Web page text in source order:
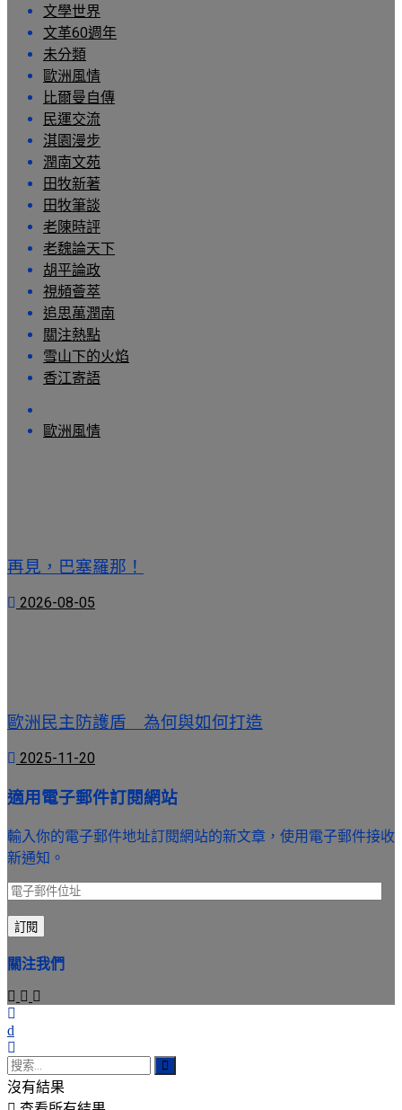
文學世界
文革60週年
未分類
歐洲風情
比爾曼自傳
民運交流
淇園漫步
潤南文苑
田牧新著
田牧筆談
老陳時評
老魏論天下
胡平論政
視頻薈萃
追思萬潤南
關注熱點
雪山下的火焰
香江寄語
歐洲風情
再見，巴塞羅那！
2026-08-05
歐洲民主防護盾 為何與如何打造
2025-11-20
適用電子郵件訂閱網站
輸入你的電子郵件地址訂閱網站的新文章，使用電子郵件接收
新通知。
電
子
郵
件
址
訂閱
關注我們
沒有結果